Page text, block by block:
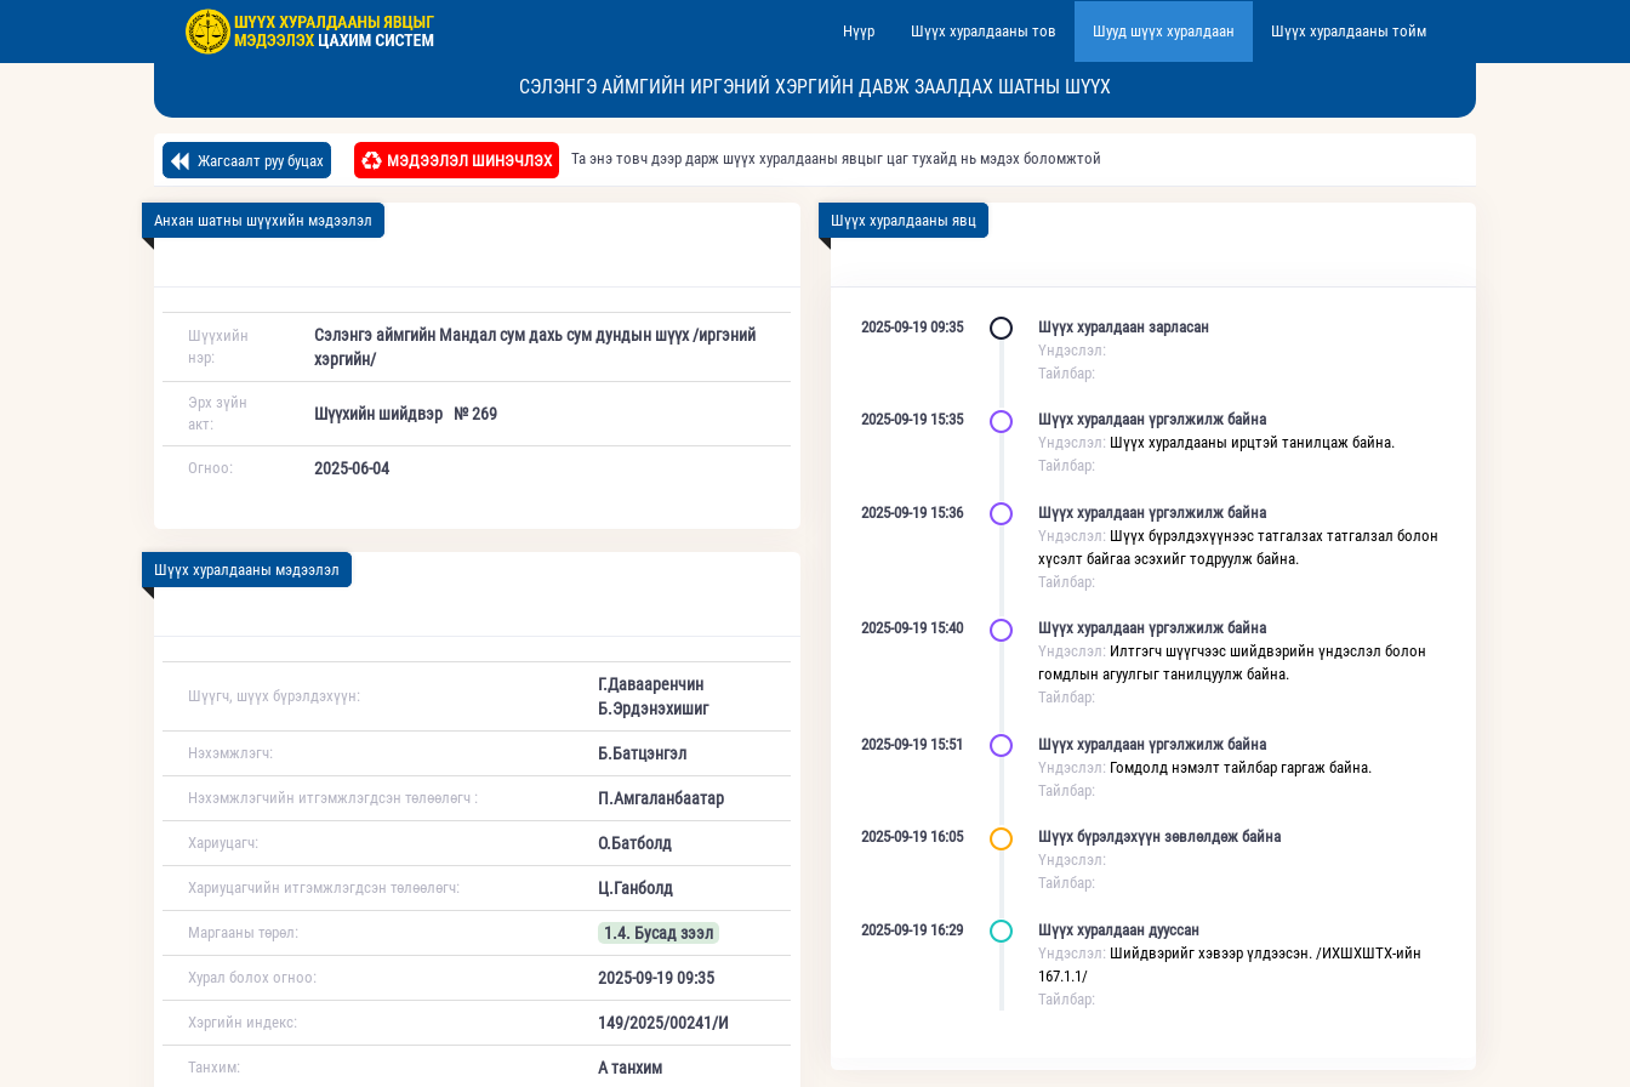
Нүүр Шүүх хуралдааны тов Шууд шүүх хуралдаан Шүүх хуралдааны тойм
СЭЛЭНГЭ АЙМГИЙН ИРГЭНИЙ ХЭРГИЙН ДАВЖ ЗААЛДАХ ШАТНЫ ШҮҮХ
Жагсаалт руу буцах МЭДЭЭЛЭЛ ШИНЭЧЛЭХ Та энэ товч дээр дарж шүүх хуралдааны явцыг цаг тухайд нь мэдэх боломжтой
Анхан шатны шүүхийн мэдээлэл
Шүүхийн
нэр:
Сэлэнгэ аймгийн Мандал сум дахь сум дундын шүүх /иргэний
хэргийн/
Эрх зүйн
акт:
Шүүхийн шийдвэр № 269
Огноо: 2025-06-04
Шүүх хуралдааны мэдээлэл
Шүүгч, шүүх бүрэлдэхүүн:
Г.Давааренчин
Б.Эрдэнэхишиг
Нэхэмжлэгч: Б.Батцэнгэл
Нэхэмжлэгчийн итгэмжлэгдсэн төлөөлөгч : П.Амгаланбаатар
Хариуцагч: О.Батболд
Хариуцагчийн итгэмжлэгдсэн төлөөлөгч: Ц.Ганболд
Маргааны төрөл: 1.4. Бусад зээл
Хурал болох огноо: 2025-09-19 09:35
Хэргийн индекс: 149/2025/00241/И
Танхим: А танхим
Шүүх хуралдааны явц
2025-09-19 09:35
Шүүх хуралдаан зарласан
Үндэслэл:
Тайлбар:
2025-09-19 15:35
Шүүх хуралдаан үргэлжилж байна
Үндэслэл: Шүүх хуралдааны ирцтэй танилцаж байна.
Тайлбар:
2025-09-19 15:36
Шүүх хуралдаан үргэлжилж байна
Үндэслэл: Шүүх бүрэлдэхүүнээс татгалзах татгалзал болон
хүсэлт байгаа эсэхийг тодруулж байна.
Тайлбар:
2025-09-19 15:40
Шүүх хуралдаан үргэлжилж байна
Үндэслэл: Илтгэгч шүүгчээс шийдвэрийн үндэслэл болон
гомдлын агуулгыг танилцуулж байна.
Тайлбар:
2025-09-19 15:51
Шүүх хуралдаан үргэлжилж байна
Үндэслэл: Гомдолд нэмэлт тайлбар гаргаж байна.
Тайлбар:
2025-09-19 16:05
Шүүх бүрэлдэхүүн зөвлөлдөж байна
Үндэслэл:
Тайлбар:
2025-09-19 16:29
Шүүх хуралдаан дууссан
Үндэслэл: Шийдвэрийг хэвээр үлдээсэн. /ИХШХШТХ-ийн
167.1.1/
Тайлбар: